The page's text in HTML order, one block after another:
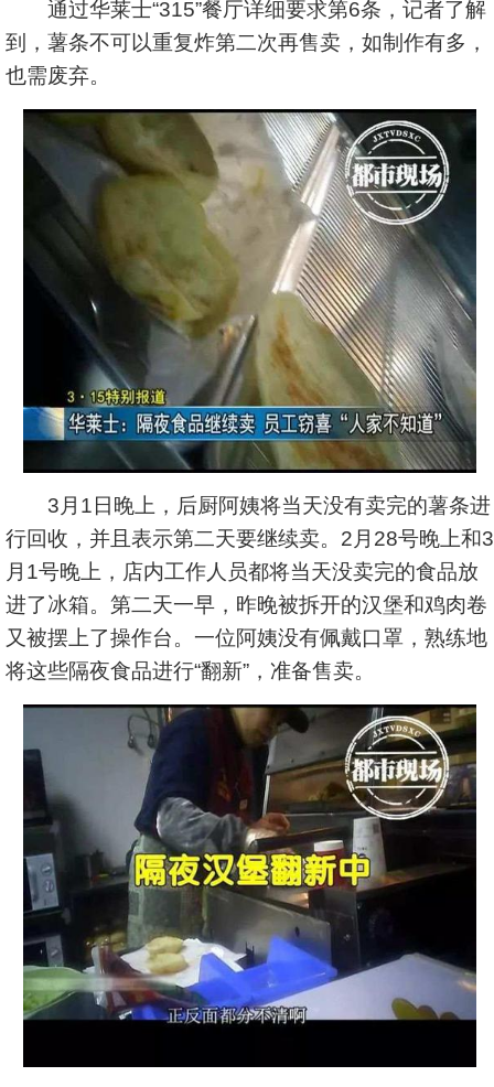
通过华莱士“315”餐厅详细要求第6条，记者了解
到，薯条不可以重复炸第二次再售卖，如制作有多，
也需废弃。
3月1日晚上，后厨阿姨将当天没有卖完的薯条进
行回收，并且表示第二天要继续卖。2月28号晚上和3
月1号晚上，店内工作人员都将当天没卖完的食品放
进了冰箱。第二天一早，昨晚被拆开的汉堡和鸡肉卷
又被摆上了操作台。一位阿姨没有佩戴口罩，熟练地
将这些隔夜食品进行“翻新”，准备售卖。